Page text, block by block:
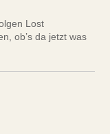
Lost
ob’s da jetzt was